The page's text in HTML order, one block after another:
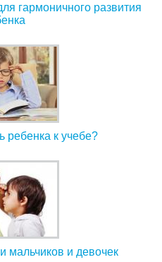
гармоничного развития
ребенка к учебе?
мальчиков и девочек